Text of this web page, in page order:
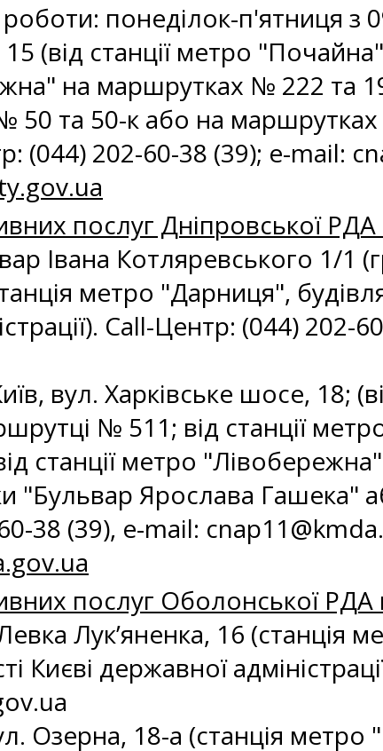
понеділок-п'ятниця з
(від станції метро
на маршрутках № 222 та
50 та 50-к або на
(044) 202-60-38 (39); e-mail:
послуг Дніпровської РДА
Івана Котляревського 1/1
метро "Дарниця",
Call-Центр: (044) 202-
вул. Харківське шосе, 18;
№ 511; від станції
станції метро
"Бульвар Ярослава Гашека"
38 (39), e-mail:
послуг Оболонської РДА
Лук’яненка, 16 (станція
Києві державної
Озерна, 18-а (станція метро